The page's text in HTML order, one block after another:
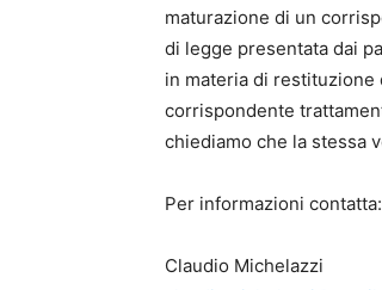
maturazione di un
di legge presentata dai
in materia di
corrispondente
chiediamo che la stessa
Per informazioni contatta:
Claudio Michelazzi